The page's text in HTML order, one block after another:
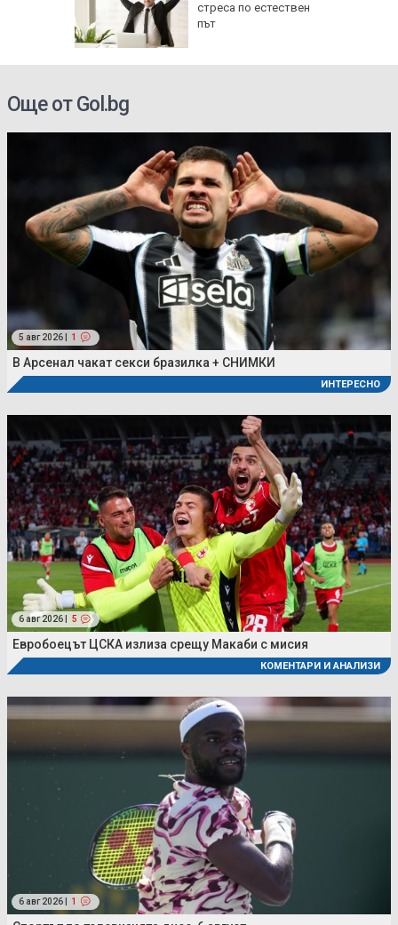
стреса по естествен
път
Още от Gol.bg
5 авг 2026 | 1
В Арсенал чакат секси бразилка + СНИМКИ
ИНТЕРЕСНО
6 авг 2026 | 5
Евробоецът ЦСКА излиза срещу Макаби с мисия
КОМЕНТАРИ И АНАЛИЗИ
6 авг 2026 | 1